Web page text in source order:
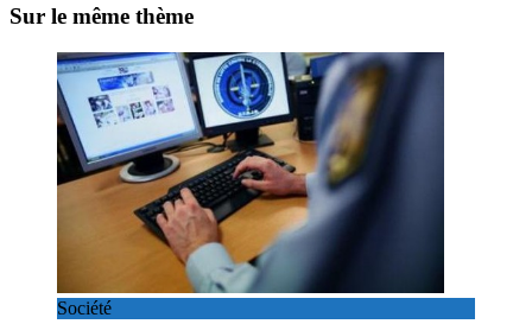
Sur le même thème
Société